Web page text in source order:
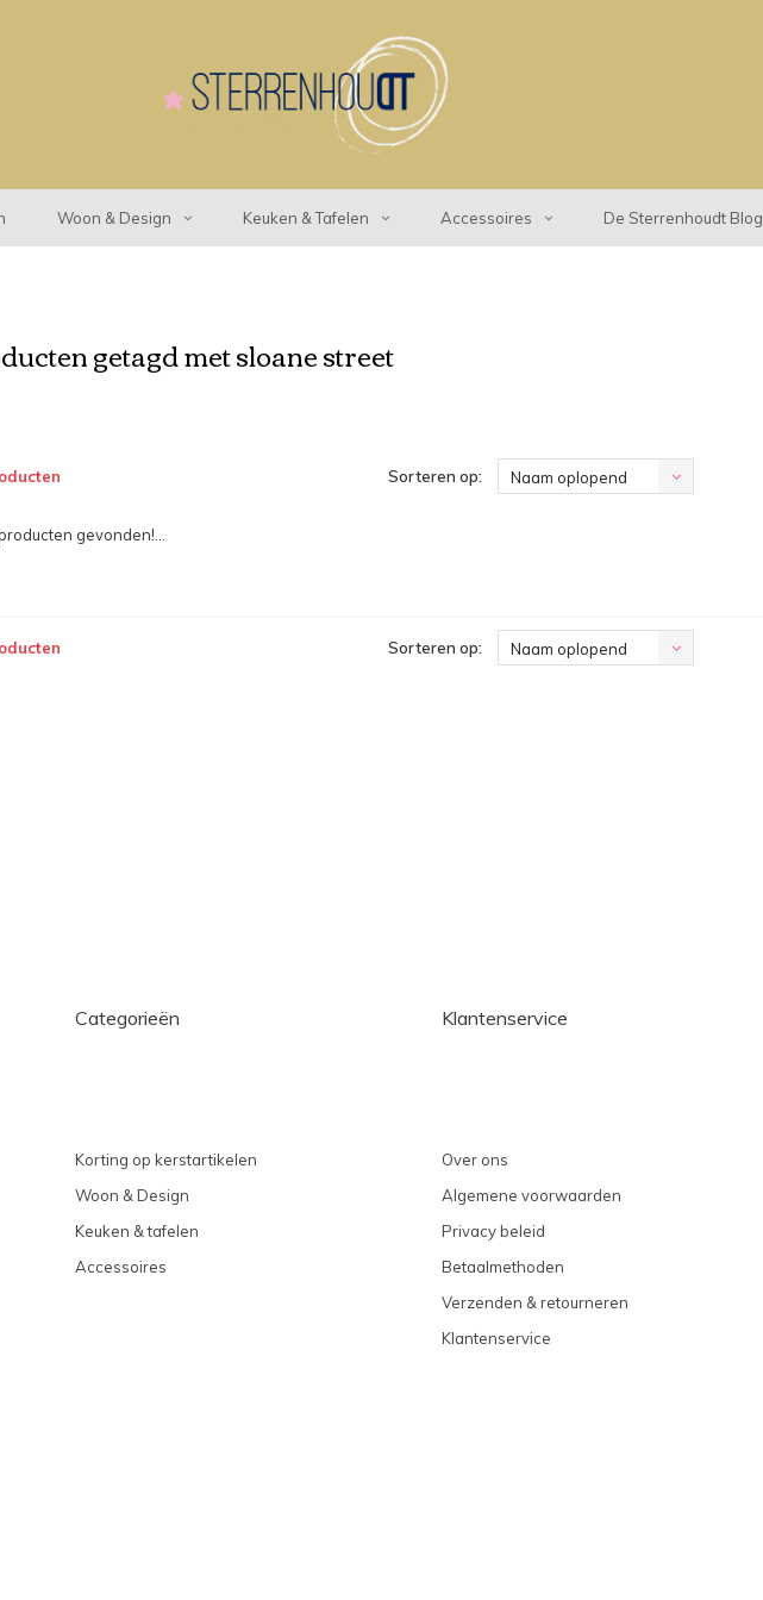
Woon & Design Keuken & Tafelen Accessoires De Sterrenhoudt Blog
getagd met sloane street
Sorteren op: Naam oplopend
gevonden!...
Sorteren op: Naam oplopend
Categorieën
Korting op kerstartikelen
Woon & Design
Keuken & tafelen
Accessoires
Klantenservice
Over ons
Algemene voorwaarden
Privacy beleid
Betaalmethoden
Verzenden & retourneren
Klantenservice